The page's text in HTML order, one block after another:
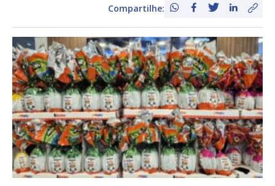
Compartilhe: